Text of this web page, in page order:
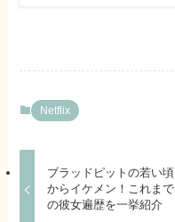
Netflix
ブラッドピットの若い頃
からイケメン！これまで
の彼女遍歴を一挙紹介